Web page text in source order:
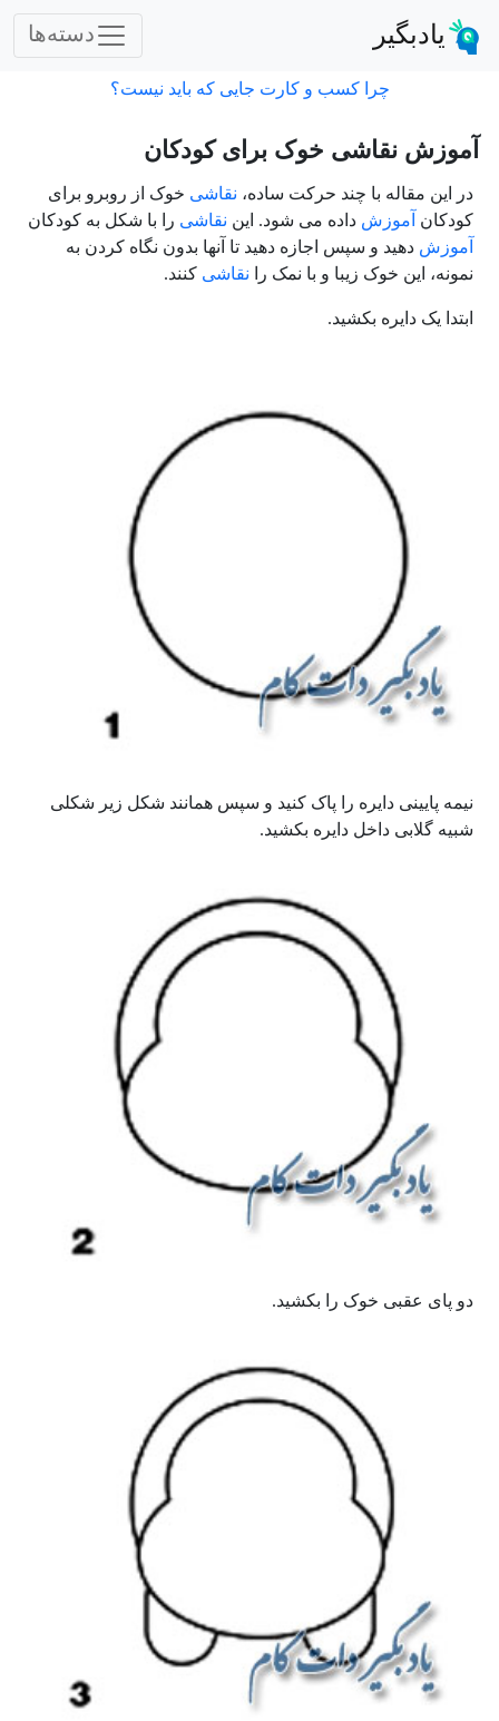
یادبگیر دسته‌ها
چرا کسب و کارت جایی که باید نیست؟
آموزش نقاشی خوک برای کودکان
در این مقاله با چند حرکت ساده، نقاشی خوک از روبرو برای
کودکان آموزش داده می شود. این نقاشی را با شکل به کودکان
آموزش دهید و سپس اجازه دهید تا آنها بدون نگاه کردن به
نمونه، این خوک زیبا و با نمک را نقاشی کنند.
ابتدا یک دایره بکشید.
نیمه پایینی دایره را پاک کنید و سپس همانند شکل زیر شکلی
شبیه گلابی داخل دایره بکشید.
دو پای عقبی خوک را بکشید.